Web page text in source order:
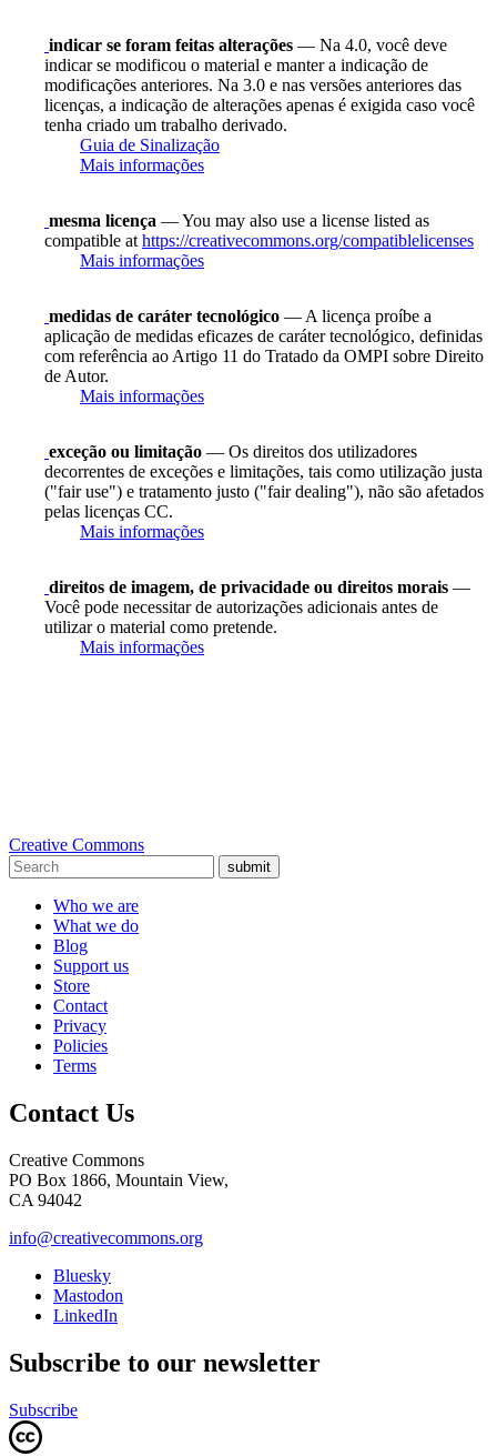
indicar se foram feitas alterações — Na 4.0, você deve
indicar se modificou o material e manter a indicação de
modificações anteriores. Na 3.0 e nas versões anteriores das
licenças, a indicação de alterações apenas é exigida caso você
tenha criado um trabalho derivado.
Guia de Sinalização
Mais informações
mesma licença — You may also use a license listed as
compatible at https://creativecommons.org/compatiblelicenses
Mais informações
medidas de caráter tecnológico — A licença proíbe a
aplicação de medidas eficazes de caráter tecnológico, definidas
com referência ao Artigo 11 do Tratado da OMPI sobre Direito
de Autor.
Mais informações
exceção ou limitação — Os direitos dos utilizadores
decorrentes de exceções e limitações, tais como utilização justa
("fair use") e tratamento justo ("fair dealing"), não são afetados
pelas licenças CC.
Mais informações
direitos de imagem, de privacidade ou direitos morais —
Você pode necessitar de autorizações adicionais antes de
utilizar o material como pretende.
Mais informações
Creative Commons
submit
Who we are
What we do
Blog
Support us
Store
Contact
Privacy
Policies
Terms
Contact Us
Creative Commons
PO Box 1866, Mountain View,
CA 94042
info@creativecommons.org
Bluesky
Mastodon
LinkedIn
Subscribe to our newsletter
Subscribe